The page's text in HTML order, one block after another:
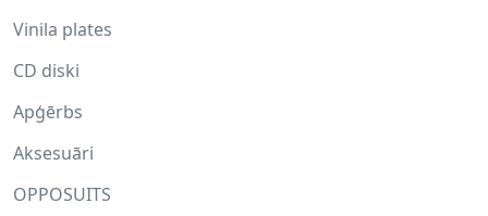
Vinila plates
CD diski
Apģērbs
Aksesuāri
OPPOSUITS